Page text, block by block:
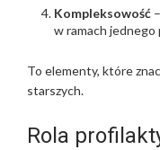
Kompleksowość
w ramach jednego
To elementy, które
starszych.
Rola